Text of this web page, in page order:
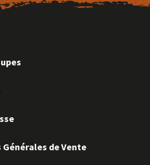
de Vente